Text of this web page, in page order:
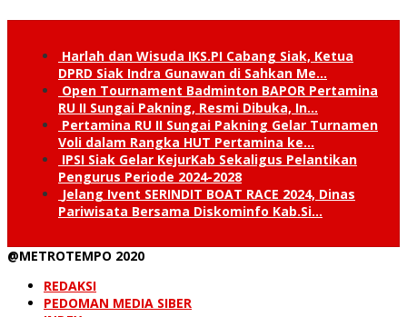
Harlah dan Wisuda IKS.PI Cabang Siak, Ketua
DPRD Siak Indra Gunawan di Sahkan Me…
Open Tournament Badminton BAPOR Pertamina
RU II Sungai Pakning, Resmi Dibuka, In…
Pertamina RU II Sungai Pakning Gelar Turnamen
Voli dalam Rangka HUT Pertamina ke…
IPSI Siak Gelar KejurKab Sekaligus Pelantikan
Pengurus Periode 2024-2028
Jelang Ivent SERINDIT BOAT RACE 2024, Dinas
Pariwisata Bersama Diskominfo Kab.Si…
@METROTEMPO 2020
REDAKSI
PEDOMAN MEDIA SIBER